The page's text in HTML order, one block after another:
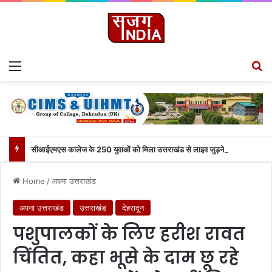
सीआईएमएस कालेज के 250 युवाओं को मिला उत्तराखंड से लाइव जुड़ने का मौका
Home /अपना उत्तराखंड
अपना उत्तराखंड उत्तराखंड देहरादून
पशुपालकों के लिए हरीश रावत
चिंतित, कहा भूसे के दाम छू रहे